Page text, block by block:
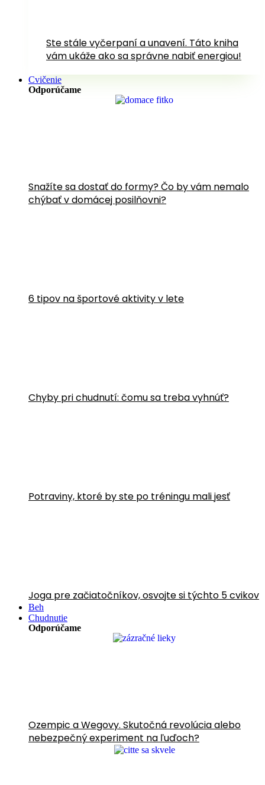
Ste stále vyčerpaní a unavení. Táto kniha
vám ukáže ako sa správne nabiť energiou!
Cvičenie
Odporúčame
Snažíte sa dostať do formy? Čo by vám nemalo
chýbať v domácej posilňovni?
6 tipov na športové aktivity v lete
Chyby pri chudnutí: čomu sa treba vyhnúť?
Potraviny, ktoré by ste po tréningu mali jesť
Joga pre začiatočníkov, osvojte si týchto 5 cvikov
Beh
Chudnutie
Odporúčame
Ozempic a Wegovy. Skutočná revolúcia alebo
nebezpečný experiment na ľuďoch?